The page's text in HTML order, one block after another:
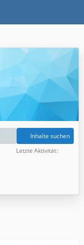
Inhalte suchen
Letzte Aktivität